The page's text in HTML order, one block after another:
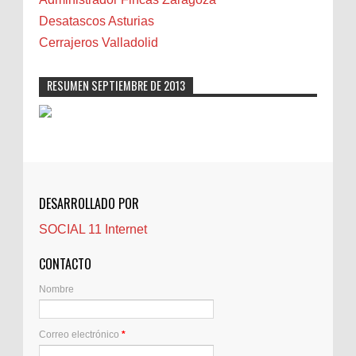
Carmela Sauras
Carnavales
Castellón
Cerrajeros
Cocinas
Comentarios de la afición
Controller Zaragoza
Córdoba
Crisis
Crónicas de arena
Desatascos Asturias
Cerrajeros Valladolid
RESUMEN SEPTIEMBRE DE 2013
DESARROLLADO POR
SOCIAL 11 Internet
CONTACTO
Nombre
Correo electrónico *